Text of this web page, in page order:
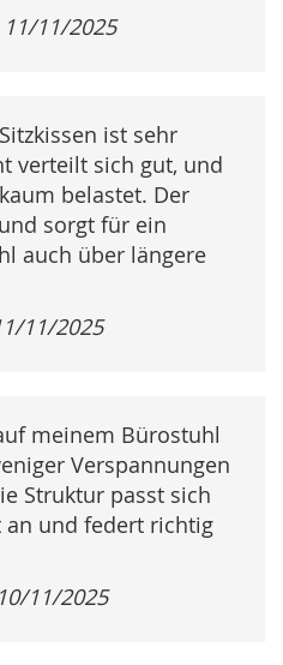
11/11/2025
ist sehr
verteilt sich gut, und
belastet. Der
sorgt für ein
auch über längere
11/2025
meinem Bürostuhl
Verspannungen
Struktur passt sich
an und federt richtig
10/11/2025